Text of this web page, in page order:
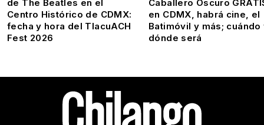
de The Beatles en el
Centro Histórico de CDMX:
fecha y hora del TlacuACH
Fest 2026
Caballero Oscuro
en CDMX, habrá cine, el
Batimóvil y más; cuándo
dónde será